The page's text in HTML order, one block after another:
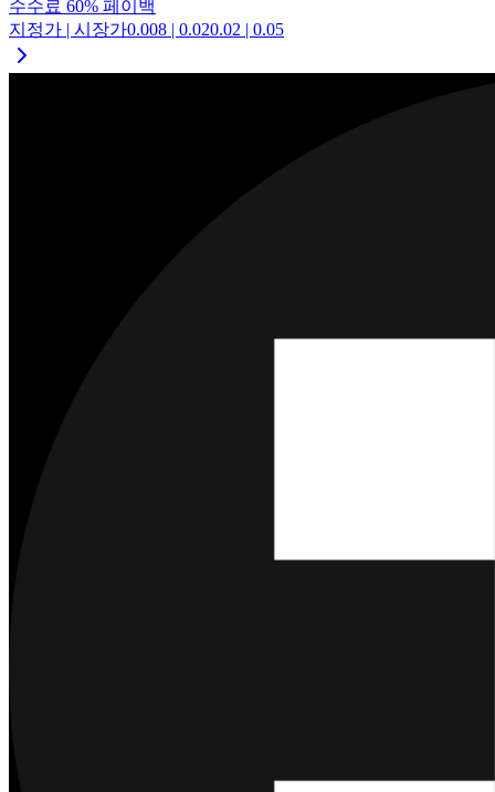
수수료 60% 페이백
지정가 | 시장가0.008 | 0.020.02 | 0.05